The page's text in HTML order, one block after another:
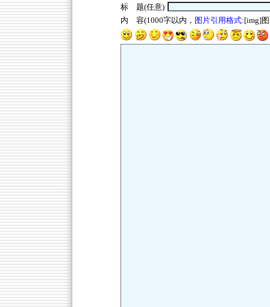
标 题(任意)
内 容(1000字以内， 图片引用格式:[img]